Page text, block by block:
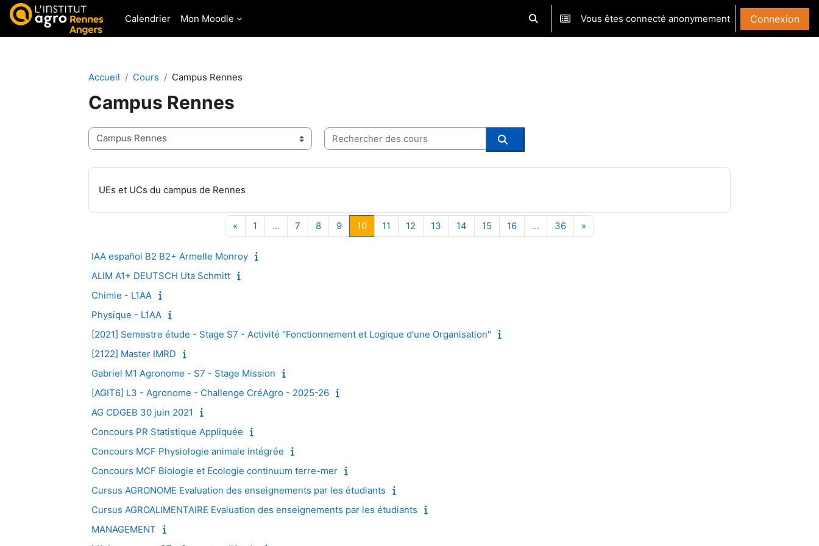
Passer au contenu principal
Calendrier
Mon Moodle Activer/désactiver la saisie de recherche
Vous êtes connecté anonymement Connexion
Accueil Cours Campus Rennes
Campus Rennes
Catégories de cours
Rechercher des cours
Rechercher des cours
UEs et UCs du campus de Rennes
« Page précédente
1 Page 1
… 7 Page 7
8Page 8
9Page 9
10Page 10
11 Page 11
12 Page 12
13 Page 13
14 Page 14
15 Page 15
16Page 16
… 36Page 36
»
IAA español B2 B2+ Armelle Monroy
ALIM A1+ DEUTSCH Uta Schmitt
Chimie - L1AA
Physique - L1AA
[2021] Semestre étude - Stage S7 - Activité "Fonctionnement et Logique d'une Organisation"
[2122] Master IMRD
Gabriel M1 Agronome - S7 - Stage Mission
[AGIT6] L3 - Agronome - Challenge CréAgro - 2025-26
AG CDGEB 30 juin 2021
Concours PR Statistique Appliquée
Concours MCF Physiologie animale intégrée
Concours MCF Biologie et Ecologie continuum terre-mer
Cursus AGRONOME Evaluation des enseignements par les étudiants
Cursus AGROALIMENTAIRE Evaluation des enseignements par les étudiants
MANAGEMENT